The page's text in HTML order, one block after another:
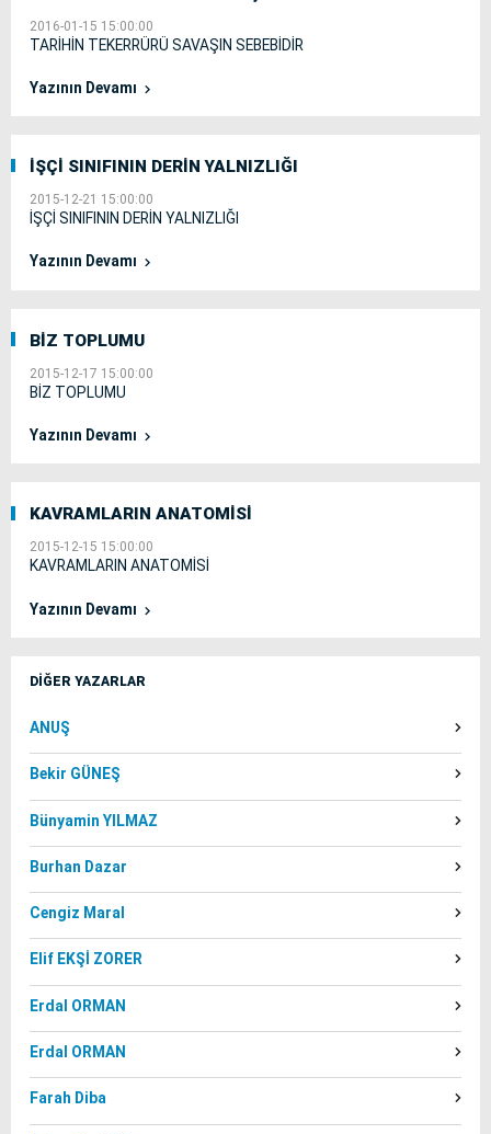
2016-01-15 15:00:00
TARİHİN TEKERRÜRÜ SAVAŞIN SEBEBİDİR
Yazının Devamı
İŞÇİ SINIFININ DERİN YALNIZLIĞI
2015-12-21 15:00:00
İŞÇİ SINIFININ DERİN YALNIZLIĞI
Yazının Devamı
BİZ TOPLUMU
2015-12-17 15:00:00
BİZ TOPLUMU
Yazının Devamı
KAVRAMLARIN ANATOMİSİ
2015-12-15 15:00:00
KAVRAMLARIN ANATOMİSİ
Yazının Devamı
DİĞER YAZARLAR
ANUŞ
Bekir GÜNEŞ
Bünyamin YILMAZ
Burhan Dazar
Cengiz Maral
Elif EKŞİ ZORER
Erdal ORMAN
Erdal ORMAN
Farah Diba